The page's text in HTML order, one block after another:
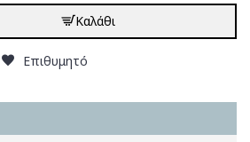
Καλάθι
Επιθυμητό